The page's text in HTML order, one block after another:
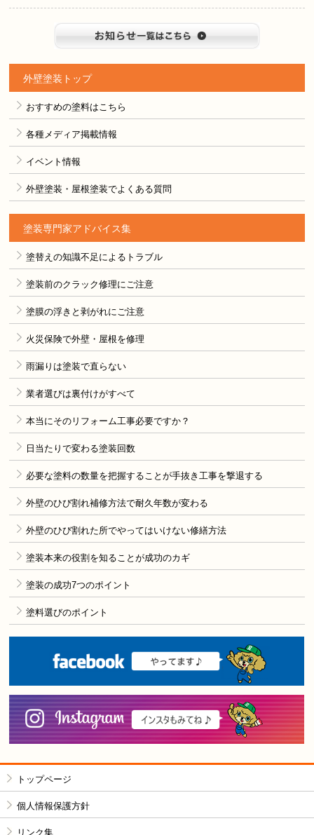
外壁塗装トップ
おすすめの塗料はこちら
各種メディア掲載情報
イベント情報
外壁塗装・屋根塗装でよくある質問
塗装専門家アドバイス集
塗替えの知識不足によるトラブル
塗装前のクラック修理にご注意
塗膜の浮きと剥がれにご注意
火災保険で外壁・屋根を修理
雨漏りは塗装で直らない
業者選びは裏付けがすべて
本当にそのリフォーム工事必要ですか？
日当たりで変わる塗装回数
必要な塗料の数量を把握することが手抜き工事を撃退する
外壁のひび割れ補修方法で耐久年数が変わる
外壁のひび割れた所でやってはいけない修繕方法
塗装本来の役割を知ることが成功のカギ
塗装の成功7つのポイント
塗料選びのポイント
トップページ
個人情報保護方針
リンク集